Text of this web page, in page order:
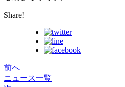
Share!
前へ
ニュース一覧